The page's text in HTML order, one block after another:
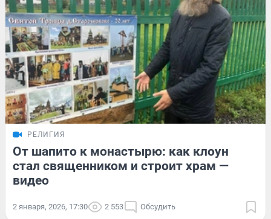
РЕЛИГИЯ
От шапито к монастырю: как клоун
стал священником и строит храм —
видео
2 января, 2026, 17:30 2 553 Обсудить